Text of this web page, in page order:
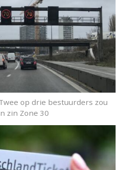
op drie bestuurders zou
zin Zone 30